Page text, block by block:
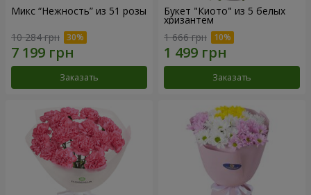
Микс “Нежность” из 51 розы
10 284 грн
Заказать
Букет "Киото" из 5 белых
хризантем
1 666 грн
Заказать